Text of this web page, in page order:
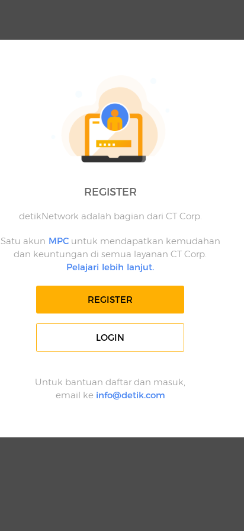
REGISTER
detikNetwork adalah bagian dari CT Corp.
Satu akun MPCuntuk mendapatkan kemudahan
dan keuntungan di semua layanan CT Corp.
Pelajari lebih lanjut.
REGISTER
LOGIN
Untuk bantuan daftar dan masuk,
email ke info@detik.com